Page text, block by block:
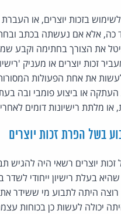
בזכות יוצרים, או
כה, אלא אם נעשתה בכתב
את הצורך בחתימה וקבע
זכות יוצרים או מעניק 'רישיון
את אחת הפעולות
העתקה או ביצוע פומבי ובה
או מלתת רישיונות דומים
בשל הפרת זכות יוצרים
יוצרים רשאי היה להגיש
בעלת רישיון ייחודי
רוצה היתה לתבוע מי ששידר
יכולה לעשות כן בכוחות